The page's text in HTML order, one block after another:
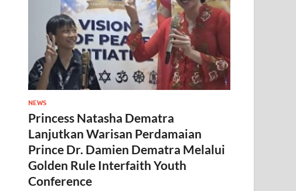
NEWS
Princess Natasha Dematra
Lanjutkan Warisan Perdamaian
Prince Dr. Damien Dematra Melalui
Golden Rule Interfaith Youth
Conference